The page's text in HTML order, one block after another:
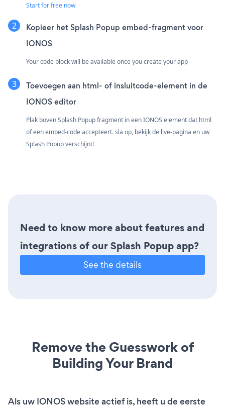
Start for free now
Kopieer het Splash Popup embed-fragment voor
IONOS
Your code block will be available once you create your app
Toevoegen aan html- of insluitcode-element in de
IONOS editor
Plak boven Splash Popup fragment in een IONOS element dat html
of een embed-code accepteert. sla op, bekijk de live-pagina en uw
Splash Popup verschijnt!
Need to know more about features and
integrations of our Splash Popup app?
See the details
Remove the Guesswork of
Building Your Brand
Als uw IONOS website actief is, heeft u de eerste